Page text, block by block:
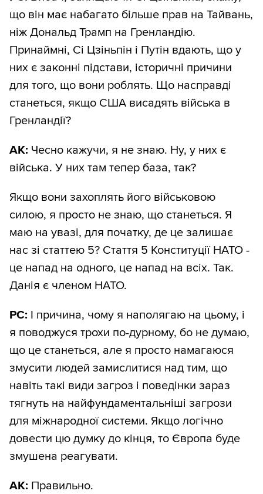
що він має набагато більше прав на Тайвань,
ніж Дональд Трамп на Гренландію.
Принаймні, Сі Цзіньпін і Путін вдають, що у
них є законні підстави, історичні причини
для того, що вони роблять. Що насправді
станеться, якщо США висадять війська в
Гренландії?
АК: Чесно кажучи, я не знаю. Ну, у них є
війська. У них там тепер база, так?
Якщо вони захоплять його військовою
силою, я просто не знаю, що станеться. Я
маю на увазі, для початку, де це залишає
нас зі статтею 5? Стаття 5 Конституції НАТО -
це напад на одного, це напад на всіх. Так.
Данія є членом НАТО.
РС: І причина, чому я наполягаю на цьому, і
я поводжуся трохи по-дурному, бо не думаю,
що це станеться, але я просто намагаюся
змусити людей замислитися над тим, що
навіть такі види загроз і поведінки зараз
тягнуть на найфундаментальніші загрози
для міжнародної системи. Якщо логічно
довести цю думку до кінця, то Європа буде
змушена реагувати.
АК: Правильно.